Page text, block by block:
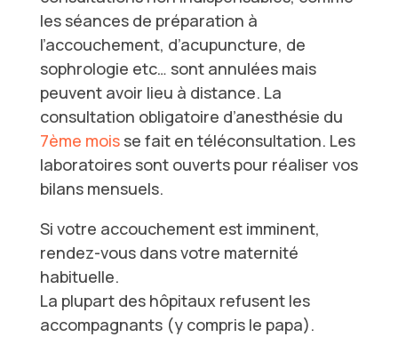
les séances de préparation à
l’accouchement, d’acupuncture, de
sophrologie etc… sont annulées mais
peuvent avoir lieu à distance. La
consultation obligatoire d’anesthésie du
7ème moisse fait en téléconsultation. Les
laboratoires sont ouverts pour réaliser vos
bilans mensuels.
Si votre accouchement est imminent,
rendez-vous dans votre maternité
habituelle.
La plupart des hôpitaux refusent les
accompagnants (y compris le papa).